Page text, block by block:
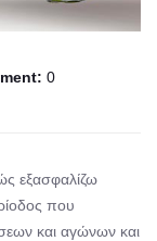
0
εξασφαλίζω
που
και αγώνων και